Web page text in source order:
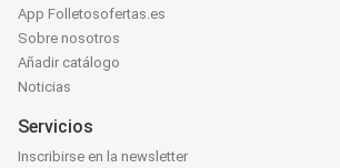
App Folletosofertas.es
Sobre nosotros
Añadir catálogo
Noticias
Servicios
Inscribirse en la newsletter